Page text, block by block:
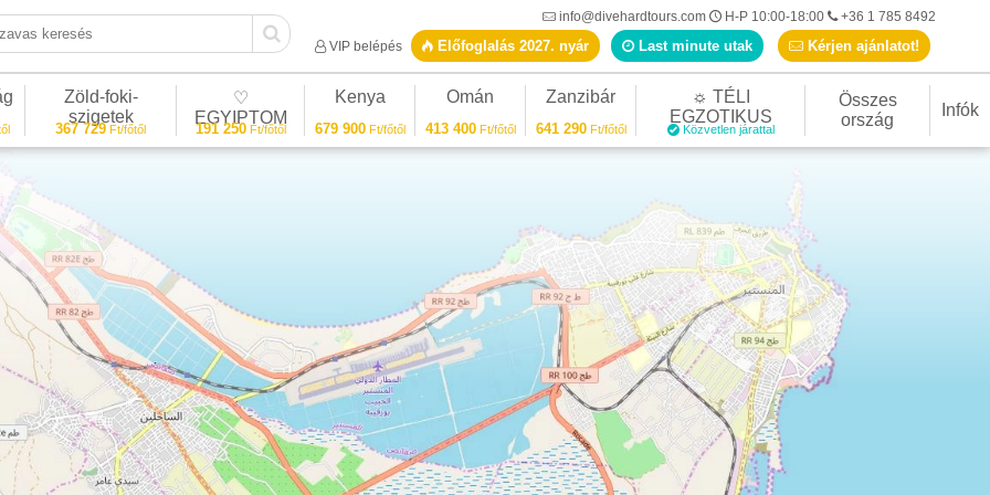
keresés
info@divehardtours.com H-P 10:00-18:00
+36 1 785 8492
VIP belépés
Előfoglalás 2027. nyár Last minute utak Kérjen ajánlatot!
Zöld-foki-
szigetek
367 729 Ft/főtől
♡
EGYIPTOM
191 250Ft/főtől
Kenya
679 900Ft/főtől
Omán
413 400Ft/főtől
Zanzibár
641 290Ft/főtől
☼ TÉLI
EGZOTIKUS
Közvetlen járattal
Összes
ország
Infók